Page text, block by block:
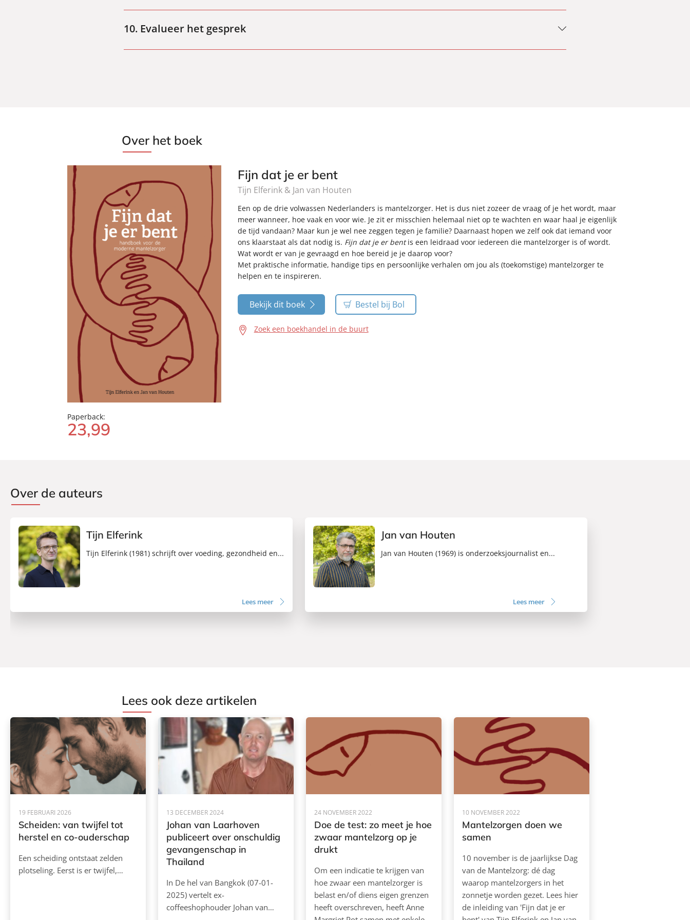
10. Evalueer het gesprek
Over het boek
Paperback:
23,99
Fijn dat je er bent
Tijn Elferink & Jan van Houten
Een op de drie volwassen Nederlanders is mantelzorger. Het is dus niet zozeer de vraag of je het wordt, maar
meer wanneer, hoe vaak en voor wie. Je zit er misschien helemaal niet op te wachten en waar haal je eigenlijk
de tijd vandaan? Maar kun je wel nee zeggen tegen je familie? Daarnaast hopen we zelf ook dat iemand voor
ons klaarstaat als dat nodig is. Fijn dat je er bentis een leidraad voor iedereen die mantelzorger is of wordt.
Wat wordt er van je gevraagd en hoe bereid je je daarop voor?
Met praktische informatie, handige tips en persoonlijke verhalen om jou als (toekomstige) mantelzorger te
helpen en te inspireren.
Bekijk dit boek Bestel bij Bol
Zoek een boekhandel in de buurt
Over de auteurs
Tijn Elferink
Tijn Elferink (1981) schrijft over voeding, gezondheid en...
Lees meer
Jan van Houten
Jan van Houten (1969) is onderzoeksjournalist en...
Lees meer
Lees ook deze artikelen
19 FEBRUARI 2026
Scheiden: van twijfel tot
herstel en co-ouderschap
Een scheiding ontstaat zelden
plotseling. Eerst is er twijfel,…
13 DECEMBER 2024
Johan van Laarhoven
publiceert over onschuldig
gevangenschap in
Thailand
In De hel van Bangkok (07-01-
2025) vertelt ex-
coffeeshophouder Johan van…
24 NOVEMBER 2022
Doe de test: zo meet je hoe
zwaar mantelzorg op je
drukt
Om een indicatie te krijgen van
hoe zwaar een mantelzorger is
belast en/of diens eigen grenzen
heeft overschreven, heeft Anne
10 NOVEMBER 2022
Mantelzorgen doen we
samen
10 november is de jaarlijkse Dag
van de Mantelzorg: dé dag
waarop mantelzorgers in het
zonnetje worden gezet. Lees hier
de inleiding van 'Fijn dat je er